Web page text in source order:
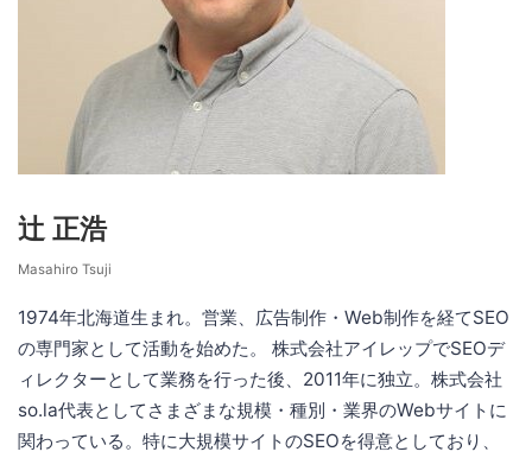
辻 正浩
Masahiro Tsuji
1974年北海道生まれ。営業、広告制作・Web制作を経てSEO
の専門家として活動を始めた。 株式会社アイレップでSEOデ
ィレクターとして業務を行った後、2011年に独立。株式会社
so.la代表としてさまざまな規模・種別・業界のWebサイトに
関わっている。特に大規模サイトのSEOを得意としており、